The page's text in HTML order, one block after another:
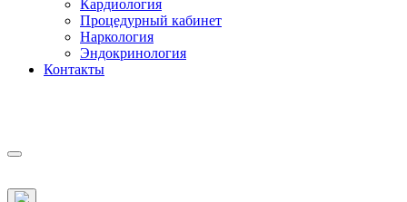
Кардиология
Процедурный кабинет
Наркология
Эндокринология
Контакты